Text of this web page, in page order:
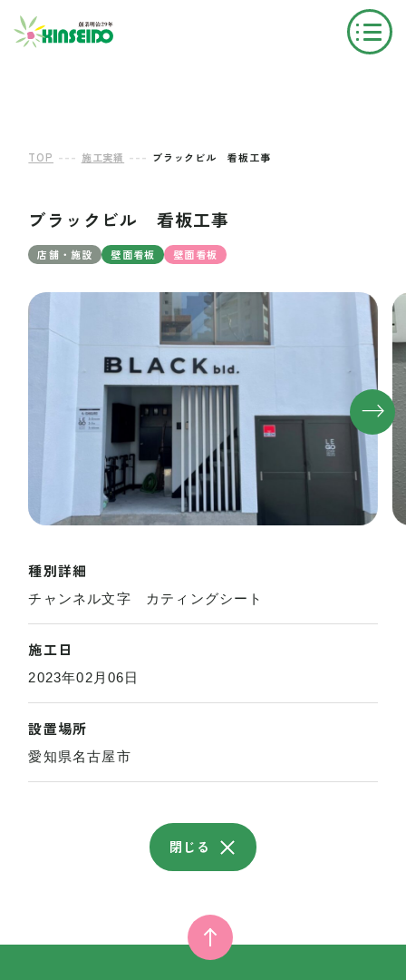
TOP --- 施工実績 --- ブラックビル 看板工事
ブラックビル 看板工事
店舗・施設 壁面看板 壁面看板
種別詳細
チャンネル文字 カティングシート
施工日
2023年02月06日
設置場所
愛知県名古屋市
閉じる